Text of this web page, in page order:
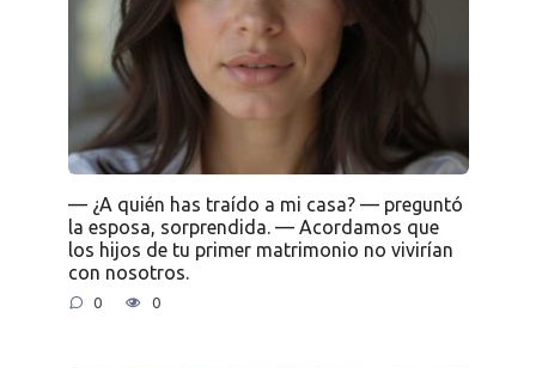
— ¿A quién has traído a mi casa? — preguntó
la esposa, sorprendida. — Acordamos que
los hijos de tu primer matrimonio no vivirían
con nosotros.
0 0